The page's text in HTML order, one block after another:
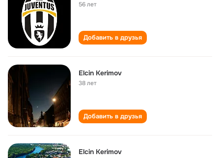
56 лет
Добавить в друзья
Elcin Kerimov
38 лет
Добавить в друзья
Elcin Kerimov